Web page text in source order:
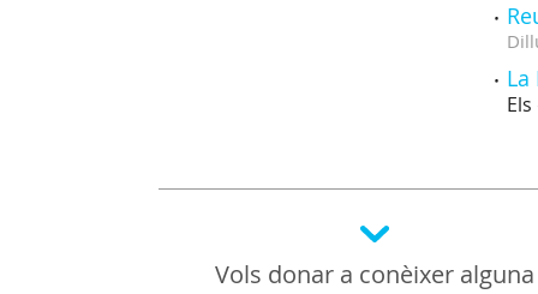
Vols donar a conèixer alguna